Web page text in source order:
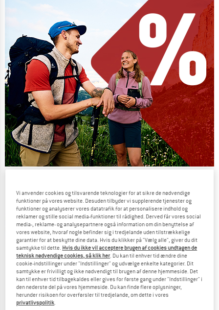
phase
NOW UP TO 50% OFF
TO THE SALE
Vi anvender cookies og tilsvarende teknologier for at sikre de nødvendige
funktioner på vores website. Desuden tilbyder vi supplerende tjenester og
funktioner og analyserer vores datatrafik for at personalisere indhold og
reklamer og stille social media-funktioner til rådighed. Derved får vores social
media-, reklame- og analysepartnere også information om din benyttelse af
vores website, hvoraf nogle befinder sig i tredjelande uden tilstrækkelige
garantier for at beskytte dine data. Hvis du klikker på "Vælg alle", giver du dit
samtykke til dette. Hvis du ikke vil acceptere brugen af cookies undtagen de
teknisk nødvendige cookies, så klik her. Du kan til enhver tid ændre dine
cookie-indstillinger under "Indstillinger" og udvælge enkelte kategorier. Dit
samtykke er frivilligt og ikke nødvendigt til brugen af denne hjemmeside. Det
kan til enhver tid tilbagekaldes eller gives for første gang under "Indstillinger" i
den nederste del på vores hjemmeside. Du kan finde flere oplysninger,
herunder risikoen for overførsler til tredjelande, om dette i vores
privatlivspolitik.